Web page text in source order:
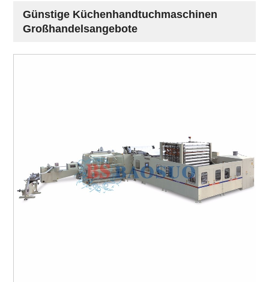
Günstige Küchenhandtuchmaschinen
Großhandelsangebote